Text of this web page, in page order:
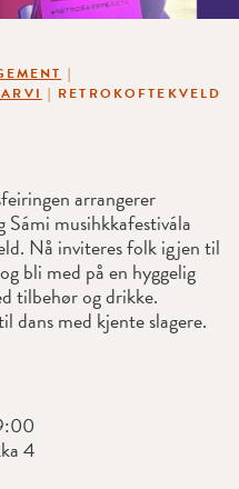
|
| RETROKOFTEKVELD
arrangerer
Sámi musihkkafestivála
Nå inviteres folk igjen til
bli med på en hyggelig
tilbehør og drikke.
dans med kjente slagere.
4